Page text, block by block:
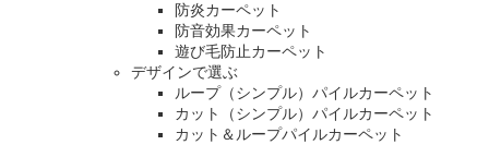
防炎カーペット
防音効果カーペット
遊び毛防止カーペット
デザインで選ぶ
ループ（シンプル）パイルカーペット
カット（シンプル）パイルカーペット
カット＆ループパイルカーペット